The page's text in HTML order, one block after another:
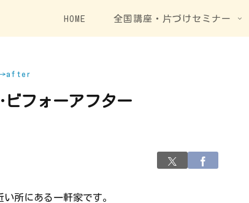
HOME 全国講座・片づけセミナー
フォーアフター
所にある一軒家です。